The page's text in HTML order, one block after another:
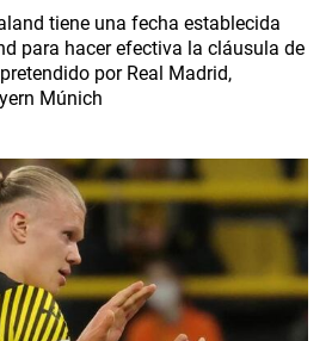
tiene una fecha establecida
para hacer efectiva la cláusula de
por Real Madrid,
Múnich